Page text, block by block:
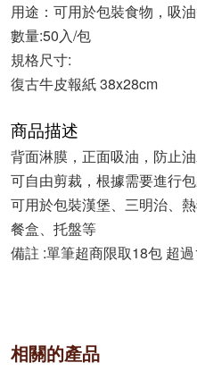
用途：可用於包裝食物，吸
數量:50入/包
規格尺寸:
復古牛皮報紙 38x28cm
商品描述
背面淋膜，正面吸油，防止
可自由剪裁，根據需要進行
可用於包裝漢堡、三明治、
餐盒、托盤等
備註 :單筆超商限取18包 超
相關的產品